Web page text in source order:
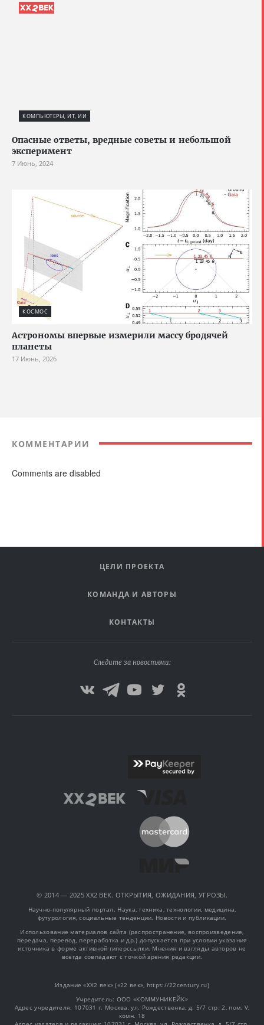
КОМПЬЮТЕРЫ, ИТ, ИИ
Опасные ответы, вредные советы и небольшой
эксперимент
7 Июнь, 2024
КОСМОС
Астрономы впервые измерили массу бродячей
планеты
17 Июнь, 2026
КОММЕНТАРИИ
Comments are disabled
ЦЕЛИ ПРОЕКТА
КОМАНДА И АВТОРЫ
КОНТАКТЫ
Следите за новостями:
© 2014 — 2025 XX2 ВЕК. ОТКРЫТИЯ, ОЖИДАНИЯ, УГРОЗЫ.
Научно-популярный портал. Наука, техника, технологии, медицина,
футурология, социальные тенденции. Новости и публикации.
Использование материалов сайта (распространение, воспроизведение,
передача, перевод, переработка и др.) допускается при условии указания
источника в форме активной гиперссылки. Мнения и взгляды авторов не
всегда совпадают с точкой зрения редакции.
Издание «XX2 век» («22 век», https://22century.ru)
Учредитель: OOO «КОММУНИКЕЙК»
Адрес учредителя: 107031 г. Москва, ул. Рождественка, д. 5/7 стр. 2, пом. V,
комн. 18